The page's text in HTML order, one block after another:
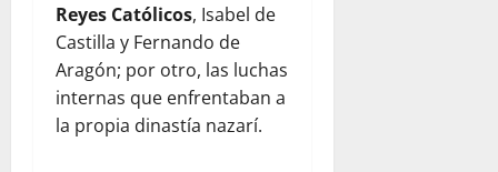
Reyes Católicos, Isabel de
Castilla y Fernando de
Aragón; por otro, las luchas
internas que enfrentaban a
la propia dinastía nazarí.